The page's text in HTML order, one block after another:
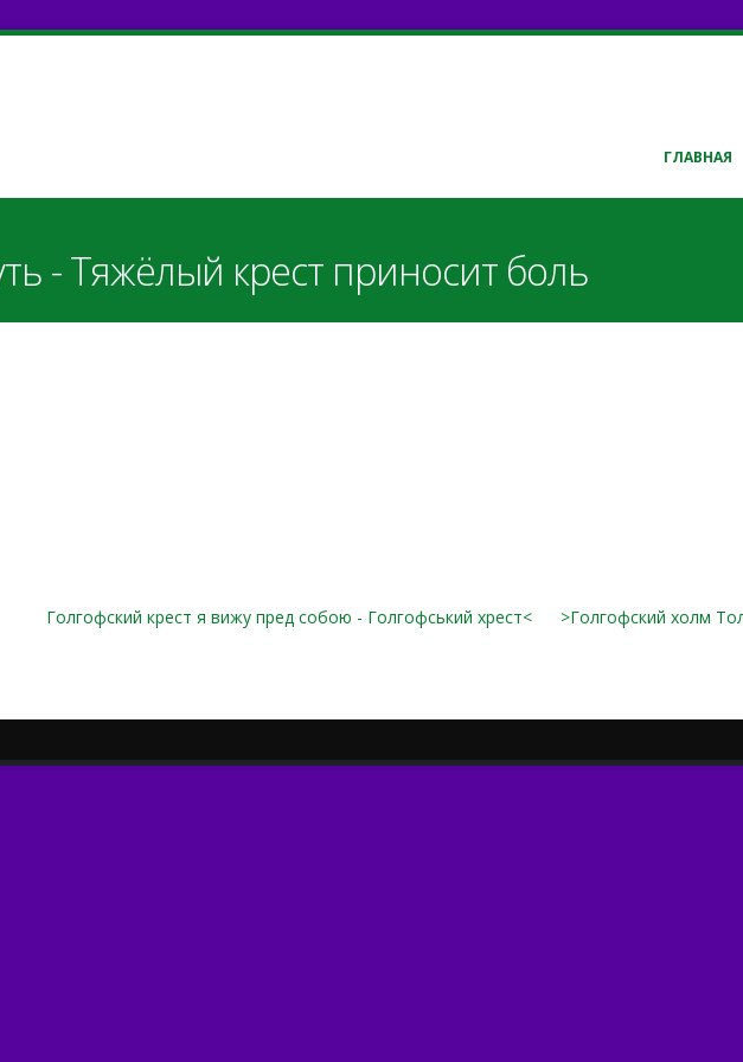
ГЛАВНАЯ
- Тяжёлый крест приносит боль
Голгофский крест я вижу пред собою - Голгофський хрест<
>Голгофский холм